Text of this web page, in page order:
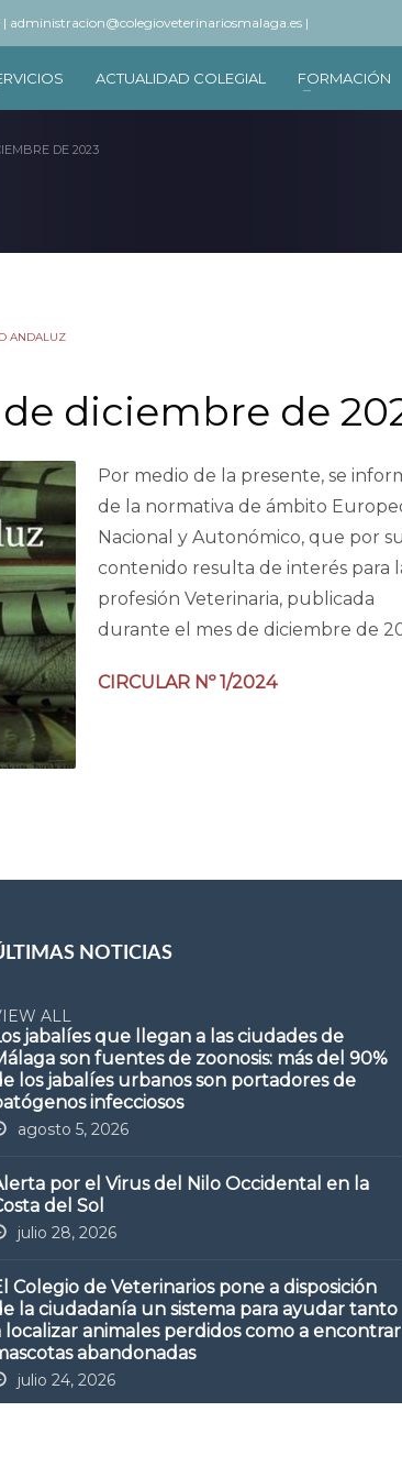
administracion@colegioveterinariosmalaga.es |
ACTUALIDAD COLEGIAL FORMACIÓN
DE 2023
ANDALUZ
diciembre de
Por medio de la presente, se
de la normativa de ámbito
Nacional y Autonómico, que por su
contenido resulta de interés para
profesión Veterinaria, publicada
durante el mes de diciembre de
CIRCULAR Nº 1/2024
NOTICIAS
ALL
jabalíes que llegan a las ciudades de
son fuentes de zoonosis: más del 90%
los jabalíes urbanos son portadores de
infecciosos
agosto 5, 2026
por el Virus del Nilo Occidental en la
del Sol
julio 28, 2026
Colegio de Veterinarios pone a disposición
la ciudadanía un sistema para ayudar tanto
localizar animales perdidos como a encontrar
abandonadas
julio 24, 2026